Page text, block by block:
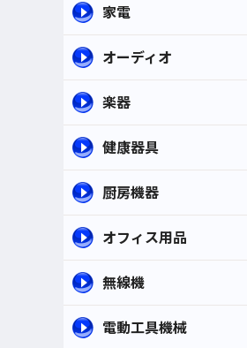
家電
オーディオ
楽器
健康器具
厨房機器
オフィス用品
無線機
電動工具機械